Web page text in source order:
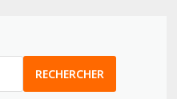
RECHERCHER